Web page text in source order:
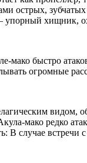
острых,
хищник,
мако быстро
огромные
мако редко
В случае встречи